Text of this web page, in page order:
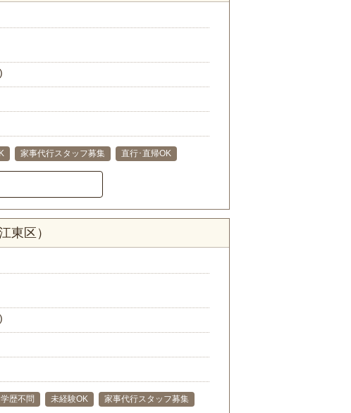
家事代行スタッフ募集 直行･直帰OK
東区）
学歴不問 未経験OK
家事代行スタッフ募集